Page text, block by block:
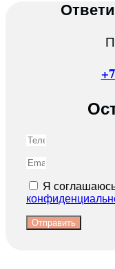
Я
Отправить